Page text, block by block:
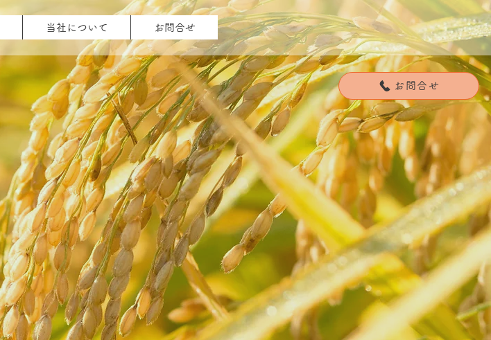
お問合せ
当社について お問合せ